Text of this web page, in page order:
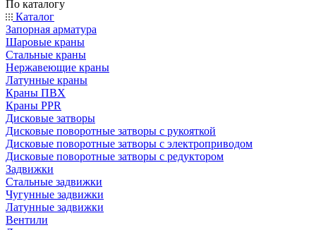
По каталогу
Каталог
Запорная арматура
Шаровые краны
Стальные краны
Нержавеющие краны
Латунные краны
Краны ПВХ
Краны PPR
Дисковые затворы
Дисковые поворотные затворы с рукояткой
Дисковые поворотные затворы с электроприводом
Дисковые поворотные затворы с редуктором
Задвижки
Стальные задвижки
Чугунные задвижки
Латунные задвижки
Вентили